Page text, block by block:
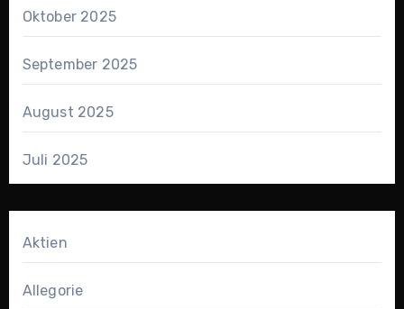
Oktober 2025
September 2025
August 2025
Juli 2025
Aktien
Allegorie